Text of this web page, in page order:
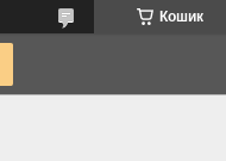
Кошик